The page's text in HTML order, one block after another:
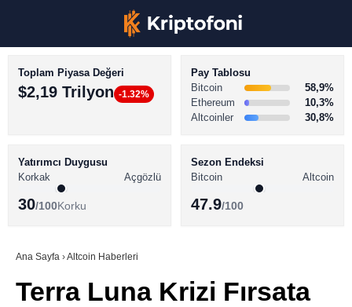
Youtube
BİTCOİN HABERLERİ
ALTCOİN HABERLERİ
SÖZLÜK
Toplam Piyasa Değeri
$2,19 Trilyon -1.32%
Pay Tablosu
Bitcoin
58,9%
Ethereum
10,3%
Altcoinler
30,8%
Yatırımcı Duygusu
Korkak
Açgözlü
30/100Korku
Sezon Endeksi
Bitcoin
Altcoin
47.9/100
Ana Sayfa ›Altcoin Haberleri
Terra Luna Krizi Fırsata